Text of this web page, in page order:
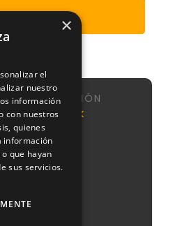
Enviar
NAVEGACIÓN
Agencia
SEO
Agencia
Google
Ads
Nosotros
Sistema
CMI
Podcast
NeoAttack
Calle de
Sta
Engracia,
151, 1,
puerta 1,
Chamberí,
+34
×
el
nuestro
información
con nuestros
quienes
información
que hayan
sus servicios.